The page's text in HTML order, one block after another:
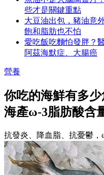
些才是關鍵重點
大豆油出包，豬油意
飽和脂肪也不怕
愛吃飯吃麵怕發胖？
阿茲海默症、大腸癌
營養
你吃的海鮮有多
海產ω-3脂肪酸含
抗發炎、降血脂、抗憂鬱